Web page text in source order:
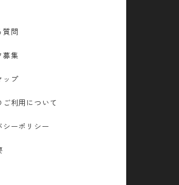
質問
募集
ップ
ご利用について
シーポリシー